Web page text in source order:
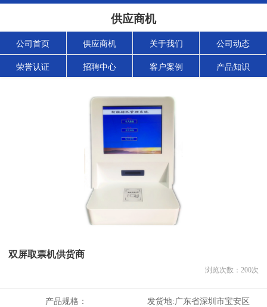
供应商机
公司首页 供应商机 关于我们 公司动态
荣誉认证 招聘中心 客户案例 产品知识
双屏取票机供货商
浏览次数： 200次
产品规格： 发货地:广东省深圳市宝安区